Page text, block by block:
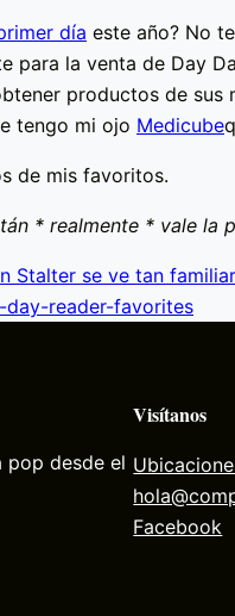
día este año? No
para la venta de Day
productos de
tengo mi ojo Medicube
de mis favoritos.
* realmente * vale la
Stalter se ve tan
reader-favorites
pop desde el
Visítanos
Facebook